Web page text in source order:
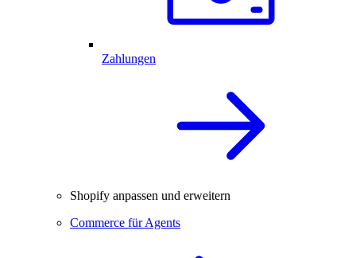
Zahlungen
Shopify anpassen und erweitern
Commerce für Agents